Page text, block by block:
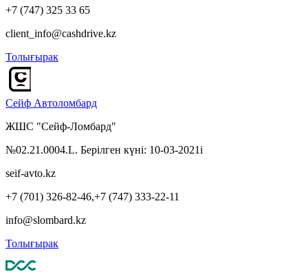
+7 (747) 325 33 65
client_info@cashdrive.kz
Толығырак
Сейф Автоломбард
ЖШС "Сейф-Ломбард"
№02.21.0004.L. Берілген күні: 10-03-2021i
seif-avto.kz
+7 (701) 326-82-46,+7 (747) 333-22-11
info@slombard.kz
Толығырак